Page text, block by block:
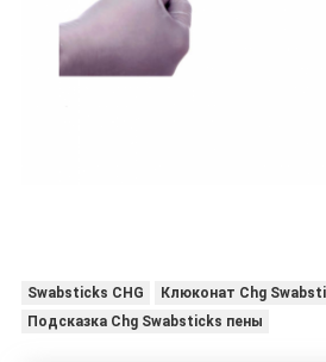
Swabsticks CHG
Клюконат Chg
Подсказка Chg Swabsticks пены